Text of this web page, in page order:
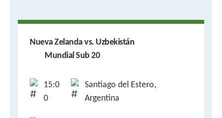
Nueva Zelanda vs. Uzbekistán
Mundial Sub 20
15:0
0
Santiago del Estero,
Argentina